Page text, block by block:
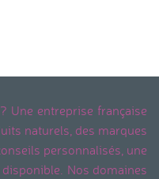
Une entreprise française
naturels, des marques
personnalisés, une
Nos domaines